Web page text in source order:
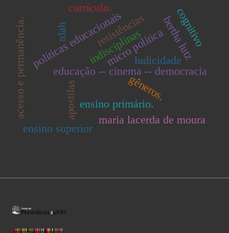
educação -- cinema -- democracia
apostilas gêneros.
políticas educacionaismicro política
ensino primário.
maria lacerda de moura
bertha lutz
ensino superior
acesso e permanência. cognitivo
ludicidade
currículo.
indisciplinas
resistências
tdah